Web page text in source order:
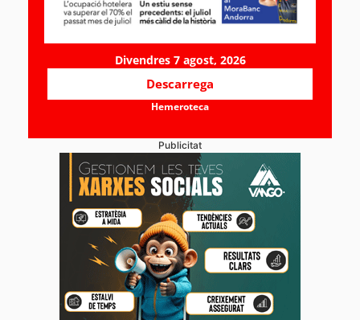
Divendres 7 agost, 2026
Descarrega
Hemeroteca
Publicitat